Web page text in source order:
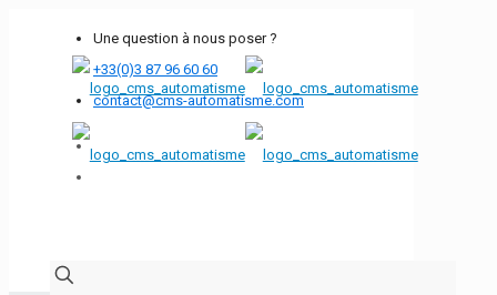
Une question à nous poser ?
+33(0)3 87 96 60 60
contact@cms-automatisme.com